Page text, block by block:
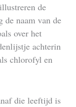
de
de naam van de
over het
achterin
chlorofyl en
die leeftijd is